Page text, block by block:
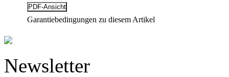
Garantiebedingungen zu diesem Artikel
Newsletter